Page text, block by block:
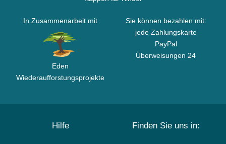
In Zusammenarbeit mit
Eden
Wiederaufforstungsprojekte
Sie können bezahlen mit:
jede Zahlungskarte
PayPal
Überweisungen 24
Hilfe Finden Sie uns in: